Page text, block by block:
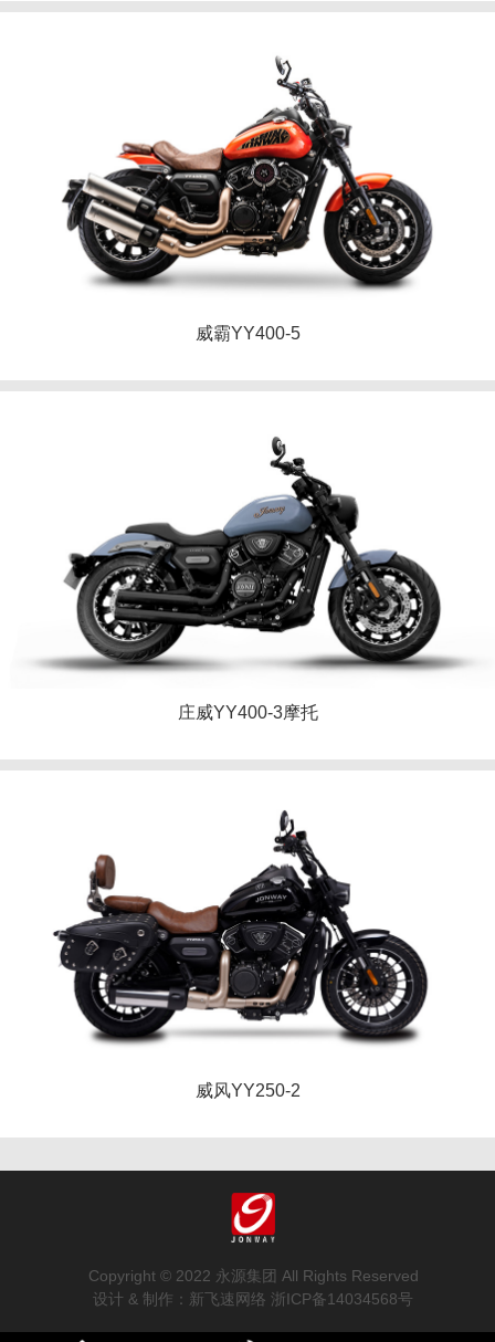
威霸YY400-5
庄威YY400-3摩托
威风YY250-2
Copyright © 2022 永源集团 All Rights Reserved
设计 & 制作： 新飞速网络 浙ICP备14034568号